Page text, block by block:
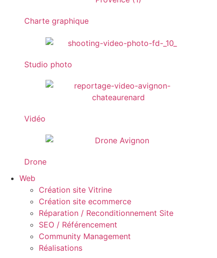
Charte graphique
Studio photo
Vidéo
Drone
Web
Création site Vitrine
Création site ecommerce
Réparation / Reconditionnement Site
SEO / Référencement
Community Management
Réalisations